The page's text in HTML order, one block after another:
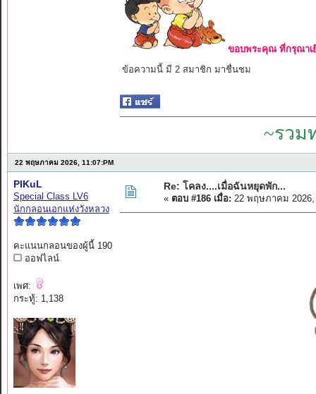
ขอบพระคุณ ที่กรุณาเ
ข้อความนี้ มี 2 สมาชิก มาชื่นชม
~รวม
22 พฤษภาคม 2026, 11:07:PM
PIKuL
Special Class LV6
นักกลอนเอกแห่งวังหลวง
คะแนนกลอนของผู้นี้ 190
ออฟไลน์
เพศ:
กระทู้: 1,138
Re: โคลง....เมื่อฉันหยุดพัก...
« ตอบ #186 เมื่อ: 22 พฤษภาคม 2026,